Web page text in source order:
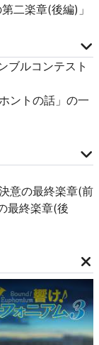
二楽章(後編)」
ブルコンテスト
ントの話」の一
意の最終楽章(前
最終楽章(後